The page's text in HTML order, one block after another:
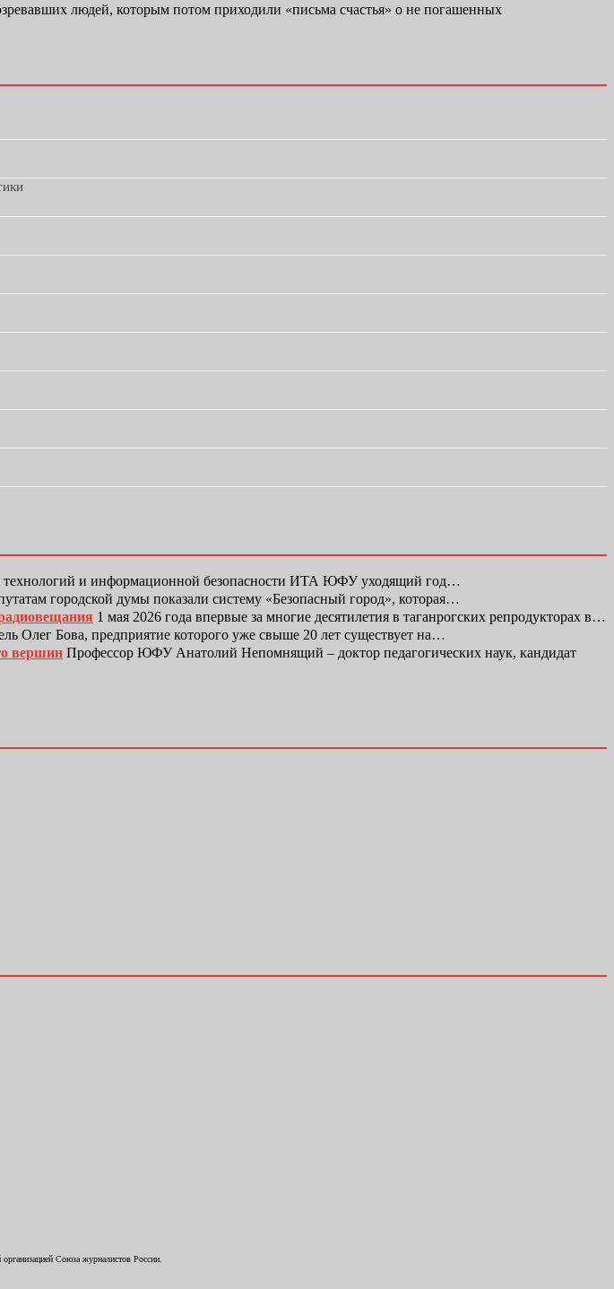
людей, которым потом приходили «письма счастья» о не погашенных
технологий и информационной безопасности ИТА ЮФУ уходящий год…
городской думы показали систему «Безопасный город», которая…
1 мая 2026 года впервые за многие десятилетия в таганрогских репродукторах в…
Олег Бова, предприятие которого уже свыше 20 лет существует на…
вершин Профессор ЮФУ Анатолий Непомнящий – доктор педагогических наук, кандидат
Союза журналистов России.